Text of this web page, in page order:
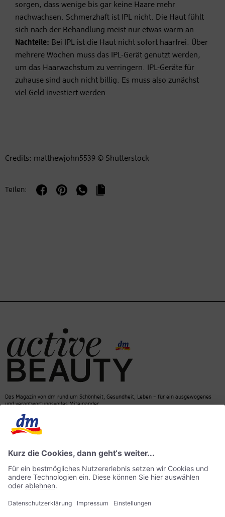
sorgen, dass wenige bis gar keine Haare mehr
nachwachsen. Schmerzhaft ist IPL nicht. Die Haut fühlt
sich nach der Behandlung meist nur etwas warm an.
Nachteile: Bei IPL ist die Haut nicht sofort haarfrei. Über
mehrere Wochen muss das IPL-Gerät genutzt werden,
um das Haarwachstum zu verringern. IPL-Geräte für
zuhause sind auch nicht billig. Es muss also zunächst
viel Geld investiert werden.
Credits: matthewjohn5539 © Shutterstock
Teilen:
Das Magazin von dm rund um Schönheit, Gesundheit, Leben – für ein ausgewogenes
und verantwortungsvolles Miteinander.